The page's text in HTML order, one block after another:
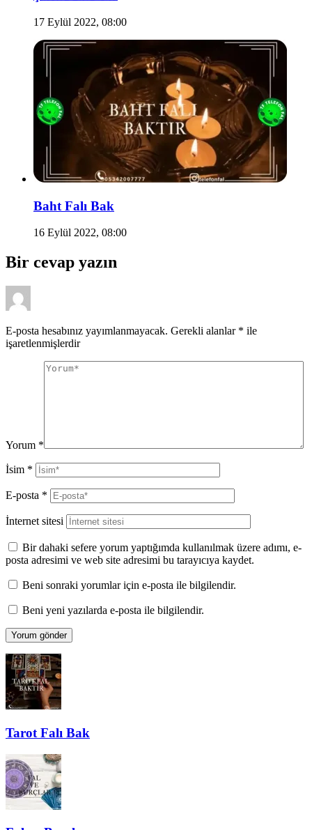
17 Eylül 2022, 08:00
Baht Falı Bak
16 Eylül 2022, 08:00
Bir cevap yazın
E-posta hesabınız yayımlanmayacak. Gerekli alanlar * ile
işaretlenmişlerdir
Yorum *
İsim *
E-posta *
İnternet sitesi
Bir dahaki sefere yorum yaptığımda kullanılmak üzere adımı, e-
posta adresimi ve web site adresimi bu tarayıcıya kaydet.
Beni sonraki yorumlar için e-posta ile bilgilendir.
Beni yeni yazılarda e-posta ile bilgilendir.
Tarot Falı Bak